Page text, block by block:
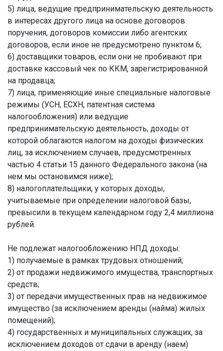
5) лица, ведущие предпринимательскую деятельность
в интересах другого лица на основе договоров
поручения, договоров комиссии либо агентских
договоров, если иное не предусмотрено пунктом 6;
6) доставщики товаров, если они не пробивают при
доставке кассовый чек по ККМ, зарегистрированной
на продавца;
7) лица, применяющие иные специальные налоговые
режимы (УСН, ЕСХН, патентная система
налогообложения) или ведущие
предпринимательскую деятельность, доходы от
которой облагаются налогом на доходы физических
лиц, за исключением случаев, предусмотренных
частью 4 статьи 15 данного Федерального закона (на
нем мы остановимся ниже);
8) налогоплательщики, у которых доходы,
учитываемые при определении налоговой базы,
превысили в текущем календарном году 2,4 миллиона
рублей.
Не подлежат налогообложению НПД доходы:
1) получаемые в рамках трудовых отношений;
2) от продажи недвижимого имущества, транспортных
средств;
3) от передачи имущественных прав на недвижимое
имущество (за исключением аренды (найма) жилых
помещений);
4) государственных и муниципальных служащих, за
исключением доходов от сдачи в аренду (наем)